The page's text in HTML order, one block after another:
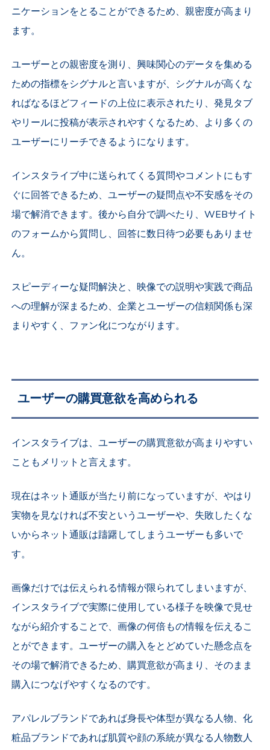
ニケーションをとることができるため、親密度が高まり
ます。
ユーザーとの親密度を測り、興味関心のデータを集める
ための指標をシグナルと言いますが、シグナルが高くな
ればなるほどフィードの上位に表示されたり、発見タブ
やリールに投稿が表示されやすくなるため、より多くの
ユーザーにリーチできるようになります。
インスタライブ中に送られてくる質問やコメントにもす
ぐに回答できるため、ユーザーの疑問点や不安感をその
場で解消できます。後から自分で調べたり、WEBサイト
のフォームから質問し、回答に数日待つ必要もありませ
ん。
スピーディーな疑問解決と、映像での説明や実践で商品
への理解が深まるため、企業とユーザーの信頼関係も深
まりやすく、ファン化につながります。
ユーザーの購買意欲を高められる
インスタライブは、ユーザーの購買意欲が高まりやすい
こともメリットと言えます。
現在はネット通販が当たり前になっていますが、やはり
実物を見なければ不安というユーザーや、失敗したくな
いからネット通販は躊躇してしまうユーザーも多いで
す。
画像だけでは伝えられる情報が限られてしまいますが、
インスタライブで実際に使用している様子を映像で見せ
ながら紹介することで、画像の何倍もの情報を伝えるこ
とができます。ユーザーの購入をとどめていた懸念点を
その場で解消できるため、購買意欲が高まり、そのまま
購入につなげやすくなるのです。
アパレルブランドであれば身長や体型が異なる人物、化
粧品ブランドであれば肌質や顔の系統が異なる人物数人